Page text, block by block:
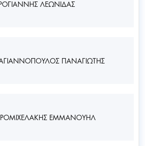
ΛΕΩΝΙΔΑΣ
ΠΑΝΑΓΙΩΤΗΣ
ΕΜΜΑΝΟΥΗΛ